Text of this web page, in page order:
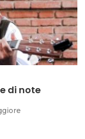
di note